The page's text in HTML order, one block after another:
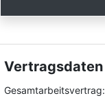
Vertragsdaten
Gesamtarbeitsvertrag: